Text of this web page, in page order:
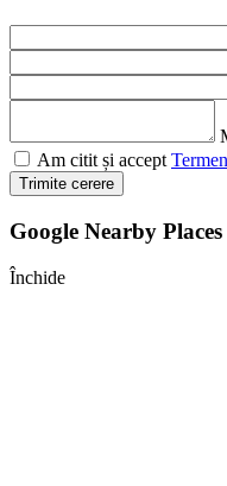
Am citit și accept
Trimite cerere
Google Nearby Places
Închide